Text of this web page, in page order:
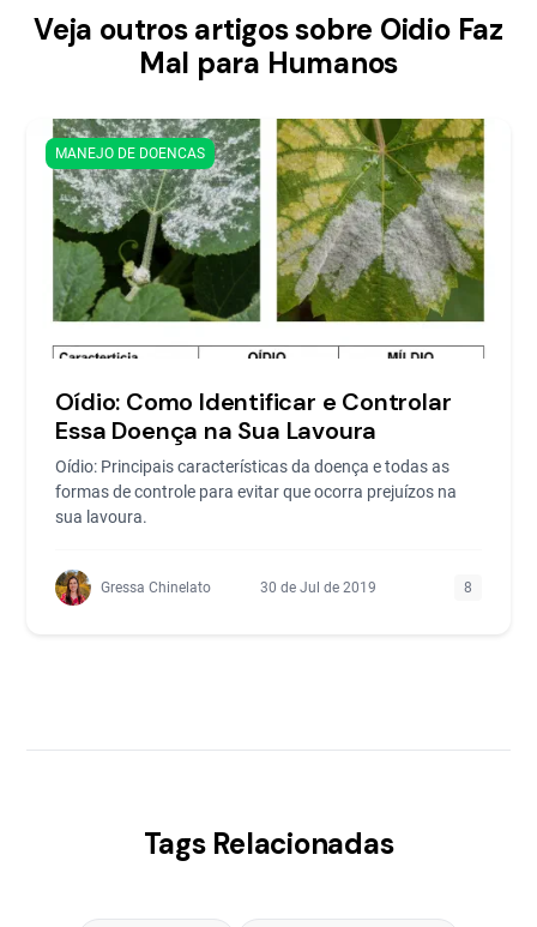
Veja outros artigos sobre Oidio Faz
Mal para Humanos
MANEJO DE DOENCAS
Oídio: Como Identificar e Controlar
Essa Doença na Sua Lavoura
Oídio: Principais características da doença e todas as
formas de controle para evitar que ocorra prejuízos na
sua lavoura.
Gressa Chinelato 30 de Jul de 2019 8
Tags Relacionadas